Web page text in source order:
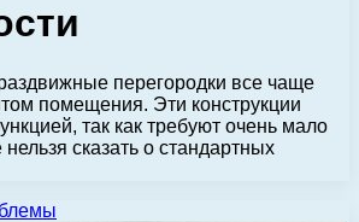
перегородки все чаще
помещения. Эти конструкции
так как требуют очень мало
сказать о стандартных